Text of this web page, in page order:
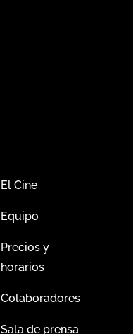
El Cine
Equipo
Precios y
horarios
Colaboradores
Sala de prensa